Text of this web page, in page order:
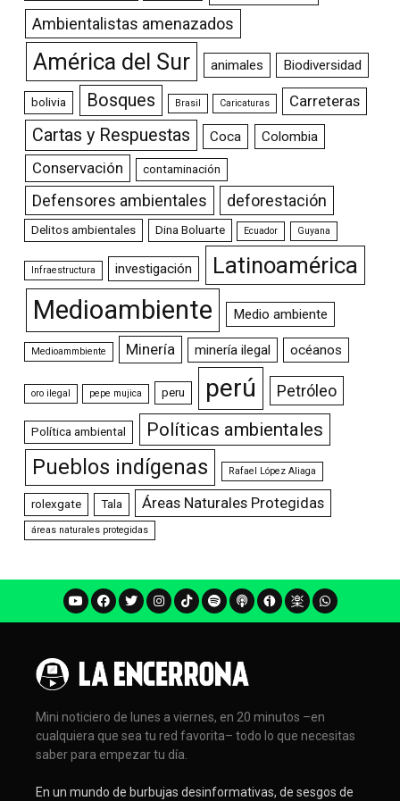
Ambientalistas amenazados
América del Sur animales Biodiversidad
bolivia Bosques Brasil Caricaturas Carreteras
Cartas y Respuestas Coca Colombia
Conservación contaminación
Defensores ambientales deforestación
Delitos ambientales Dina Boluarte Ecuador Guyana
Infraestructura investigación Latinoamérica
Medioambiente Medio ambiente
Medioammbiente Minería minería ilegal océanos
oro ilegal pepe mujica peru perú Petróleo
Política ambiental Políticas ambientales
Pueblos indígenas Rafael López Aliaga
rolexgate Tala Áreas Naturales Protegidas
áreas naturales protegidas
Mini noticiero de lunes a viernes, en 20 minutos –en
cualquiera que sea tu red favorita– todo lo que necesitas
saber para empezar tu día.
En un mundo de burbujas desinformativas, de sesgos de